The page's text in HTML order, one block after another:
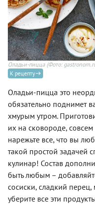
Оладьи-пицца (Фото:
К рецепту
Оладьи-пицца это
обязательно поднимет
хмурым утром.
их на сковороде,
нарежьте все, что вы
такой простой задачей
кулинар! Состав
быть любым –
сосиски, сладкий
уберите все эти